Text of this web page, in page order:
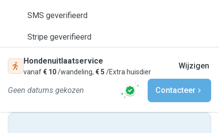
SMS geverifieerd
Stripe geverifieerd
Hondenuitlaatservice
vanaf€ 10/wandeling, € 5 /Extra huisdier
Wijzigen
Geen datums gekozen Contacteer